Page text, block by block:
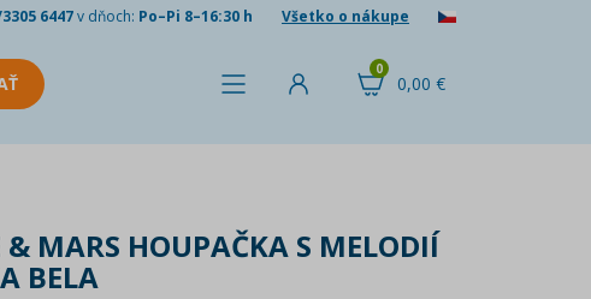
6447v dňoch: Po–Pi 8–16:30 h Všetko o nákupe
0,00 €
0
& MARS HOUPAČKA S MELODIÍ
BELA